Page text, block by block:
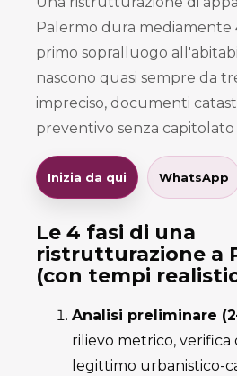
Palermo dura mediamente
primo sopralluogo
nascono quasi sempre da
impreciso, documenti
preventivo senza capitolato
Inizia da qui WhatsApp
Le 4 fasi di una
ristrutturazione a
(con tempi
Analisi preliminare
rilievo metrico, verifica
legittimo urbanistico-